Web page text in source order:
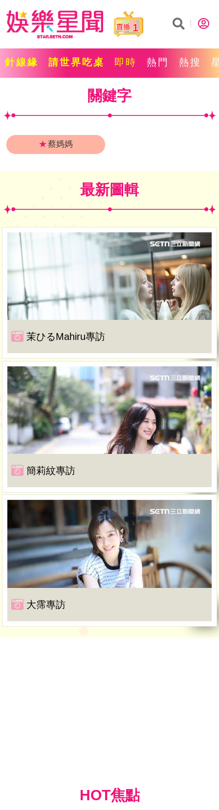
1
針線緣 請世界吃桌 即時 熱門 熱搜
關鍵字
★蔡媽媽
最新圖輯
茉ひるMahiru專訪
簡莉紋專訪
大霈專訪
HOT焦點